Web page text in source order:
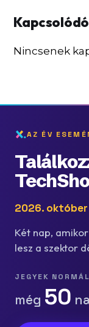
Nincsenek
AZ ÉV
2026. október
Két nap,
lesz a szektor
JEGYEK
még 50